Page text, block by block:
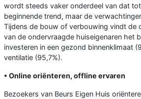
wordt steeds vaker onderdeel van dat
beginnende trend, maar de
Tijdens de bouw of verbouwing vindt de
van de ondervraagde huiseigenaren het
investeren in een gezond binnenklimaat
ventilatie (95,7%).
• Online oriënteren, offline ervaren
Bezoekers van Beurs Eigen Huis